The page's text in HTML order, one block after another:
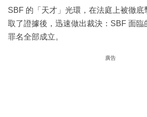
SBF 的「天才」光環，在法庭上被徹底
取了證據後，迅速做出裁決：SBF 面臨
罪名全部成立。
廣告